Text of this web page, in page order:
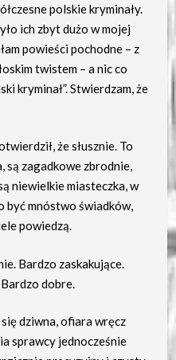
polskie kryminały.
ich zbyt dużo w mojej
powieści pochodne – z
twistem – a nic co
kryminał”. Stwierdzam, że
że słusznie. To
są zagadkowe zbrodnie,
niewielkie miasteczka, w
mnóstwo świadków,
powiedzą.
Bardzo zaskakujące.
dobre.
dziwna, ofiara wręcz
sprawcy jednocześnie